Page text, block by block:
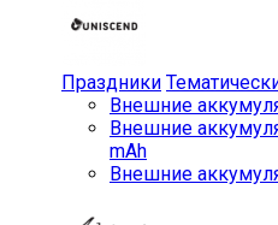
Праздники
Внешние
Внешние
mAh
Внешние